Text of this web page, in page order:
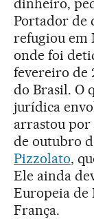
Portador de
refugiou em
onde foi
fevereiro de
do Brasil. O
jurídica
arrastou por
de outubro
Pizzolato,
Ele ainda
Europeia de
França.